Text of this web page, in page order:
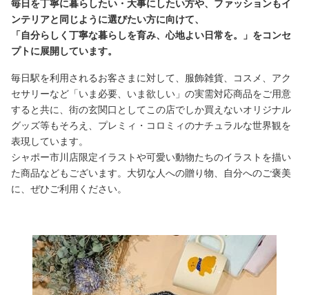
毎日を丁寧に暮らしたい・大事にしたい方や、ファッションもイ
ンテリアと同じように選びたい方に向けて、
「自分らしく丁寧な暮らしを育み、心地よい日常を。」をコンセ
プトに展開しています。
毎日駅を利用されるお客さまに対して、服飾雑貨、コスメ、アク
セサリーなど「いま必要、いま欲しい」の実需対応商品をご用意
すると共に、街の玄関口としてこの店でしか買えないオリジナル
グッズ等もそろえ、プレミィ・コロミィのナチュラルな世界観を
表現しています。
シャポー市川店限定イラストや可愛い動物たちのイラストを描い
た商品などもございます。大切な人への贈り物、自分へのご褒美
に、ぜひご利用ください。